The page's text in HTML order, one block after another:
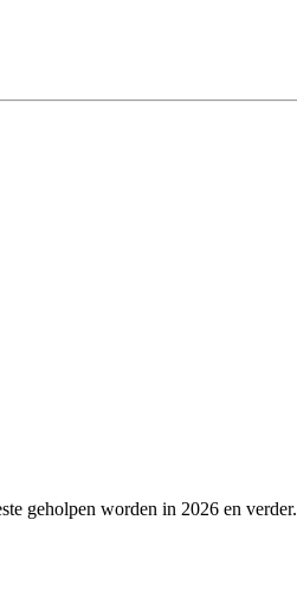
geholpen worden in 2026 en verder.